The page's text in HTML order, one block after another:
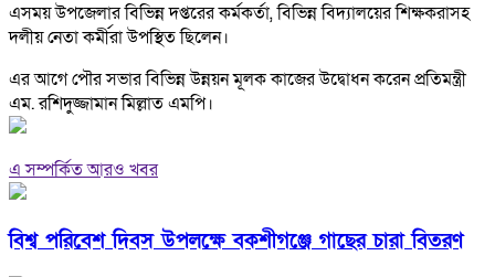
এসময় উপজেলার বিভিন্ন দপ্তরের কর্মকর্তা, বিভিন্ন বিদ্যালয়ের শিক্ষকরাসহ
দলীয় নেতা কর্মীরা উপস্থিত ছিলেন।
এর আগে পৌর সভার বিভিন্ন উন্নয়ন মূলক কাজের উদ্বোধন করেন প্রতিমন্ত্রী
এম. রশিদুজ্জামান মিল্লাত এমপি।
এ সম্পর্কিত আরও খবর
বিশ্ব পরিবেশ দিবস উপলক্ষে বকশীগঞ্জে গাছের চারা বিতরণ